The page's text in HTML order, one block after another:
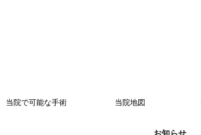
当院で可能な手術 当院地図